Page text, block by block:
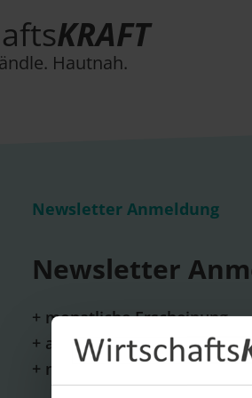
KRAFT
Hautnah.
Newsletter Anmeldung
Newsletter
+ monatliche Erscheinung
+ aktuelle Themen und
+ neue